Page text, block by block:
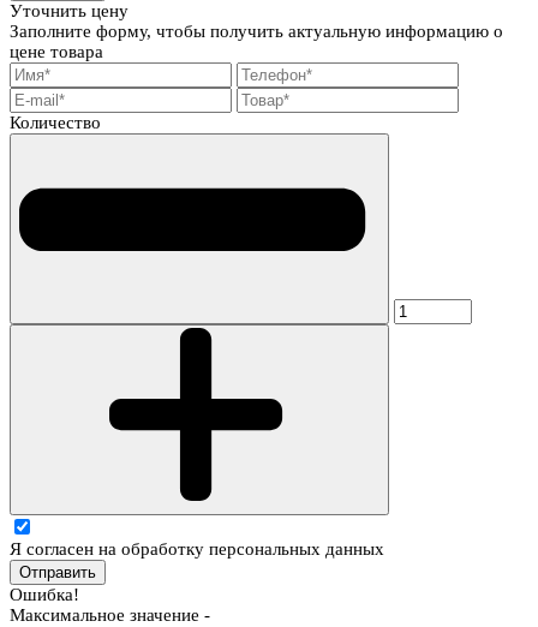
Уточнить цену
Заполните форму, чтобы получить актуальную информацию о
цене товара
Количество
Я согласен на обработку персональных данных
Отправить
Ошибка!
Максимальное значение -